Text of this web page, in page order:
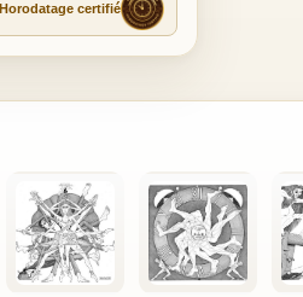
Horodatage certifié